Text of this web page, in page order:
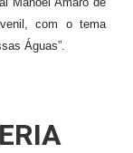
com o tema
Águas”.